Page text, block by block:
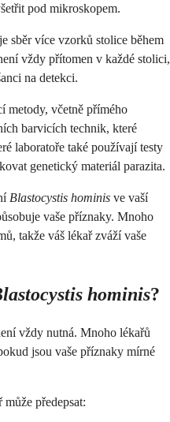
pod mikroskopem.
sběr více vzorků stolice během
vždy přítomen v každé stolici,
na detekci.
metody, včetně přímého
barvicích technik, které
laboratoře také používají testy
genetický materiál parazita.
Blastocystis hominis ve vaší
vaše příznaky. Mnoho
takže váš lékař zváží vaše
hominis?
vždy nutná. Mnoho lékařů
jsou vaše příznaky mírné
předepsat: